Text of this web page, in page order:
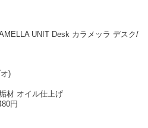
UNIT Desk カラメッラ デスク/
)
材 オイル仕上げ
円